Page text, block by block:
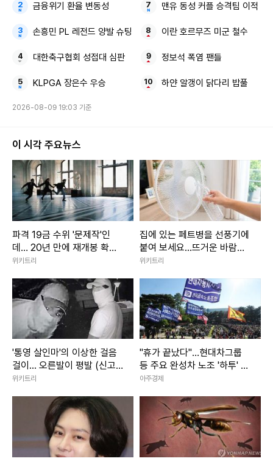
금융위기 환율 변동성
손흥민 PL 레전드 양발 슈팅
대한축구협회 성접대 심판
KLPGA 장은수 우승
맨유 동성 커플 승격팀 이적
이란 호르무즈 미군 철수
정보석 폭염 팬들
하얀 알갱이 닭다리 밥풀
2026-08-09 19:03 기준
이 시각 주요뉴스
파격 19금 수위 '문제작'인
데… 20년 만에 재개봉 확정
된 영화
위키트리
집에 있는 페트병을 선풍기에
붙여 보세요...뜨거운 바람이
확 달라졌습니다
위키트리
'통영 살인마'의 이상한 걸음
걸이... 오른발이 평발 (신고
금 1억)
위키트리
"휴가 끝났다"…현대차그룹
등 주요 완성차 노조 '하투' 재
개
아주경제